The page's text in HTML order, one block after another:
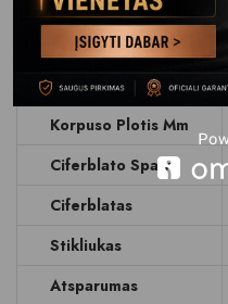
Mechanizmas
Korpuso Medžiaga
Korpuso Forma
Korpuso Plotis Mm
Ciferblato Spalva
Ciferblatas
Stikliukas
Atsparumas